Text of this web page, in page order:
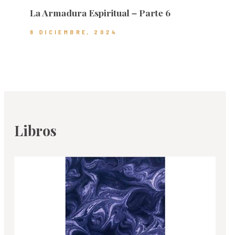
La Armadura Espiritual – Parte 6
8 DICIEMBRE, 2024
Libros